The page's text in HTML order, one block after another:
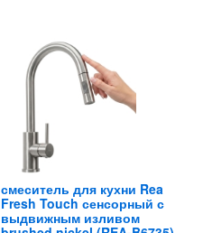
смеситель для кухни Rea
Fresh Touch сенсорный с
выдвижным изливом